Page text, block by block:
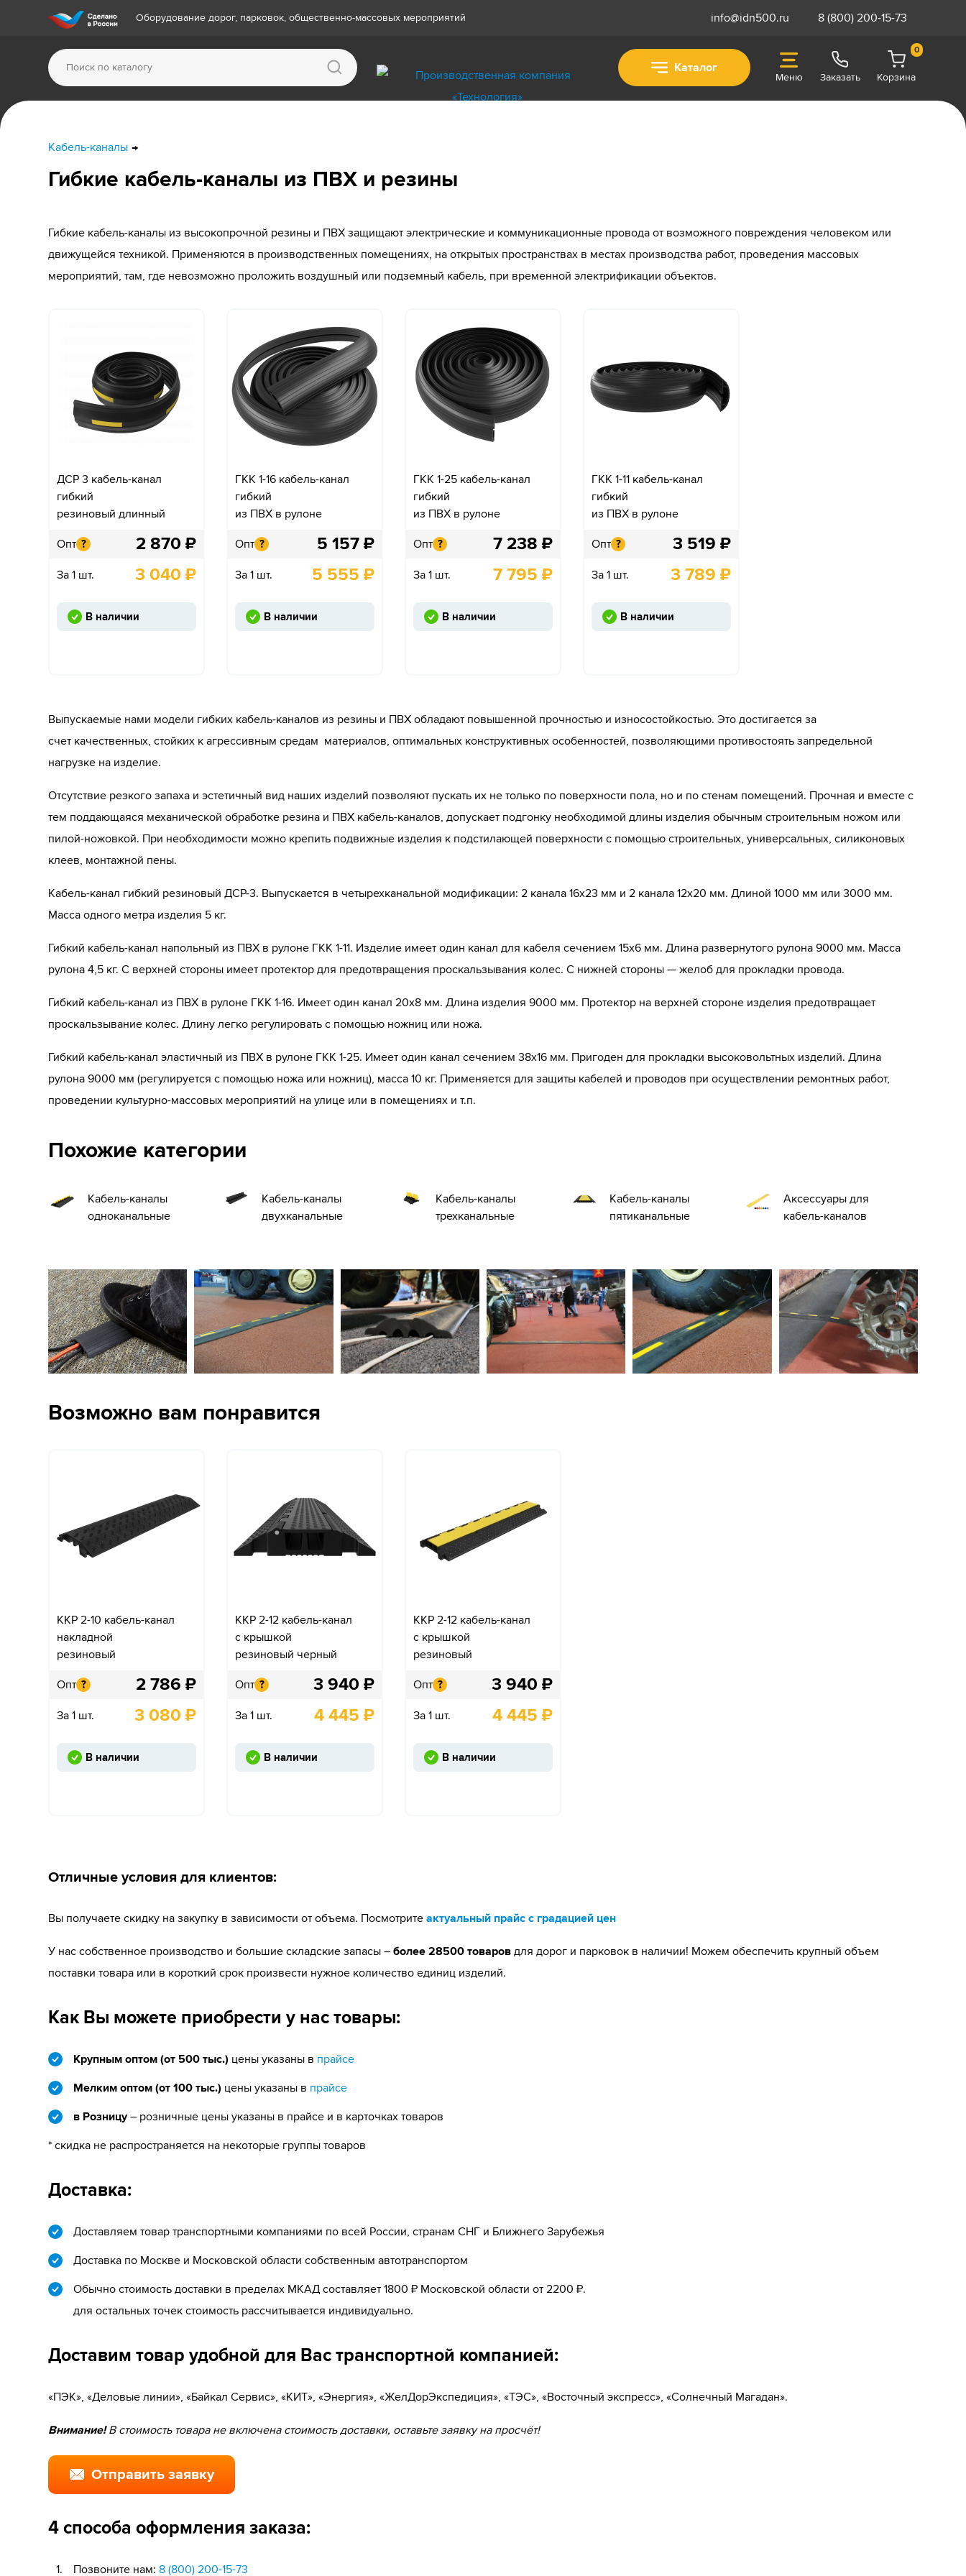
Оборудование дорог, парковок, общественно-массовых мероприятий info@idn500.ru 8 (800) 200-15-73
Каталог
Меню Заказать
0
Корзина
Кабель-каналы
Гибкие кабель-каналы из ПВХ и резины
Гибкие кабель-каналы из высокопрочной резины и ПВХ защищают электрические и коммуникационные провода от возможного повреждения человеком или
движущейся техникой. Применяются в производственных помещениях, на открытых пространствах в местах производства работ, проведения массовых
мероприятий, там, где невозможно проложить воздушный или подземный кабель, при временной электрификации объектов.
ДСР 3 кабель-канал
гибкий
резиновый длинный
Опт ? 2 870 ₽
За 1 шт. 3 040 ₽
В наличии
ГКК 1-16 кабель-канал
гибкий
из ПВХ в рулоне
Опт ? 5 157 ₽
За 1 шт. 5 555 ₽
В наличии
ГКК 1-25 кабель-канал
гибкий
из ПВХ в рулоне
Опт ? 7 238 ₽
За 1 шт. 7 795 ₽
В наличии
ГКК 1-11 кабель-канал
гибкий
из ПВХ в рулоне
Опт ? 3 519 ₽
За 1 шт. 3 789 ₽
В наличии
Выпускаемые нами модели гибких кабель-каналов из резины и ПВХ обладают повышенной прочностью и износостойкостью. Это достигается за
счет качественных, стойких к агрессивным средам материалов, оптимальных конструктивных особенностей, позволяющими противостоять запредельной
нагрузке на изделие.
Отсутствие резкого запаха и эстетичный вид наших изделий позволяют пускать их не только по поверхности пола, но и по стенам помещений. Прочная и вместе с
тем поддающаяся механической обработке резина и ПВХ кабель-каналов, допускает подгонку необходимой длины изделия обычным строительным ножом или
пилой-ножовкой. При необходимости можно крепить подвижные изделия к подстилающей поверхности с помощью строительных, универсальных, силиконовых
клеев, монтажной пены.
Кабель-канал гибкий резиновый ДСР-3. Выпускается в четырехканальной модификации: 2 канала 16х23 мм и 2 канала 12х20 мм. Длиной 1000 мм или 3000 мм.
Масса одного метра изделия 5 кг.
Гибкий кабель-канал напольный из ПВХ в рулоне ГКК 1-11. Изделие имеет один канал для кабеля сечением 15х6 мм. Длина развернутого рулона 9000 мм. Масса
рулона 4,5 кг. С верхней стороны имеет протектор для предотвращения проскальзывания колес. С нижней стороны — желоб для прокладки провода.
Гибкий кабель-канал из ПВХ в рулоне ГКК 1-16. Имеет один канал 20х8 мм. Длина изделия 9000 мм. Протектор на верхней стороне изделия предотвращает
проскальзывание колес. Длину легко регулировать с помощью ножниц или ножа.
Гибкий кабель-канал эластичный из ПВХ в рулоне ГКК 1-25. Имеет один канал сечением 38х16 мм. Пригоден для прокладки высоковольтных изделий. Длина
рулона 9000 мм (регулируется с помощью ножа или ножниц), масса 10 кг. Применяется для защиты кабелей и проводов при осуществлении ремонтных работ,
проведении культурно-массовых мероприятий на улице или в помещениях и т.п.
Похожие категории
Кабель-каналы
одноканальные
Кабель-каналы
двухканальные
Кабель-каналы
трехканальные
Кабель-каналы
пятиканальные
Аксессуары для
кабель-каналов
Возможно вам понравится
ККР 2-10 кабель-канал
накладной
резиновый
Опт ? 2 786 ₽
За 1 шт. 3 080 ₽
В наличии
ККР 2-12 кабель-канал
с крышкой
резиновый черный
Опт ? 3 940 ₽
За 1 шт. 4 445 ₽
В наличии
ККР 2-12 кабель-канал
с крышкой
резиновый
Опт ? 3 940 ₽
За 1 шт. 4 445 ₽
В наличии
Отличные условия для клиентов:
Вы получаете скидку на закупку в зависимости от объема. Посмотрите актуальный прайс с градацией цен
У нас собственное производство и большие складские запасы – более 28500 товаров для дорог и парковок в наличии! Можем обеспечить крупный объем
поставки товара или в короткий срок произвести нужное количество единиц изделий.
Как Вы можете приобрести у нас товары:
Крупным оптом (от 500 тыс.) цены указаны в прайсе
Мелким оптом (от 100 тыс.) цены указаны в прайсе
в Розницу– розничные цены указаны в прайсе и в карточках товаров
* скидка не распространяется на некоторые группы товаров
Доставка:
Доставляем товар транспортными компаниями по всей России, странам СНГ и Ближнего Зарубежья
Доставка по Москве и Московской области собственным автотранспортом
Обычно стоимость доставки в пределах МКАД составляет 1800 ₽ Московской области от 2200 ₽.
для остальных точек стоимость рассчитывается индивидуально.
Доставим товар удобной для Вас транспортной компанией:
«ПЭК», «Деловые линии», «Байкал Сервис», «КИТ», «Энергия», «ЖелДорЭкспедиция», «ТЭС», «Восточный экспресс», «Солнечный Магадан».
Внимание!В стоимость товара не включена стоимость доставки, оставьте заявку на просчёт!
Отправить заявку
4 способа оформления заказа:
Позвоните нам: 8 (800) 200-15-73